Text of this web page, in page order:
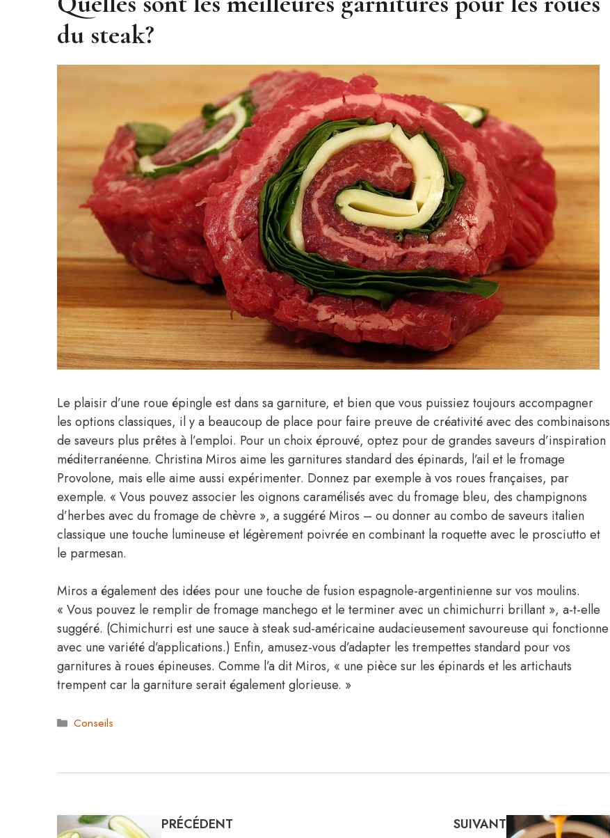
du steak?
Le plaisir d’une roue épingle est dans sa garniture, et bien que vous puissiez toujours accompagner
les options classiques, il y a beaucoup de place pour faire preuve de créativité avec des combinaisons
de saveurs plus prêtes à l’emploi. Pour un choix éprouvé, optez pour de grandes saveurs d’inspiration
méditerranéenne. Christina Miros aime les garnitures standard des épinards, l’ail et le fromage
Provolone, mais elle aime aussi expérimenter. Donnez par exemple à vos roues françaises, par
exemple. « Vous pouvez associer les oignons caramélisés avec du fromage bleu, des champignons
d’herbes avec du fromage de chèvre », a suggéré Miros – ou donner au combo de saveurs italien
classique une touche lumineuse et légèrement poivrée en combinant la roquette avec le prosciutto et
le parmesan.
Miros a également des idées pour une touche de fusion espagnole-argentinienne sur vos moulins.
« Vous pouvez le remplir de fromage manchego et le terminer avec un chimichurri brillant », a-t-elle
suggéré. (Chimichurri est une sauce à steak sud-américaine audacieusement savoureuse qui fonctionne
avec une variété d’applications.) Enfin, amusez-vous d’adapter les trempettes standard pour vos
garnitures à roues épineuses. Comme l’a dit Miros, « une pièce sur les épinards et les artichauts
trempent car la garniture serait également glorieuse. »
Catégories
Conseils
PRÉCÉDENT SUIVANT